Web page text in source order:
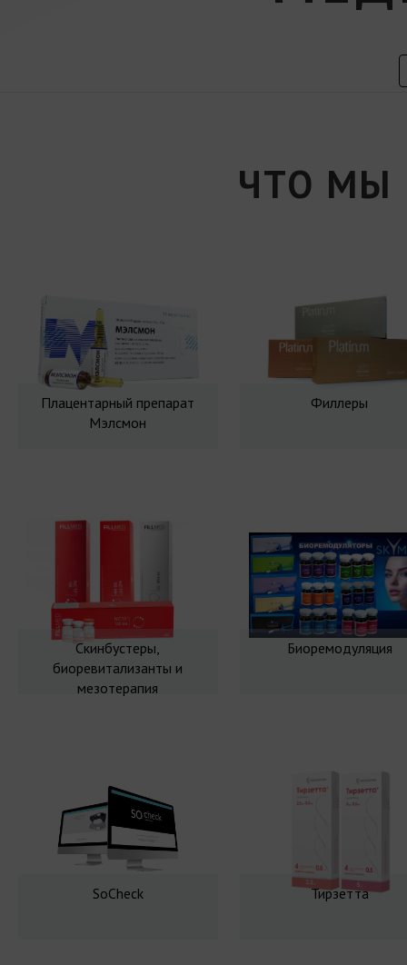
ЧТО МЫ
Плацентарный препарат
Мэлсмон
Филлеры
Скинбустеры,
биоревитализанты и
мезотерапия
Биоремодуляция
SoCheck Тирзетта